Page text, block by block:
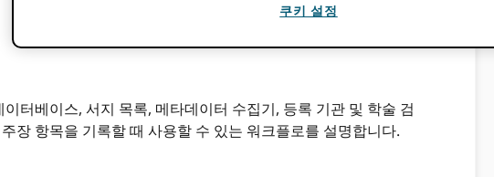
터베이스, 서지 목록, 메타데이터 수집기, 등록 기관 및 학술 검
장 항목을 기록할 때 사용할 수 있는 워크플로를 설명합니다.
쿠키 설정